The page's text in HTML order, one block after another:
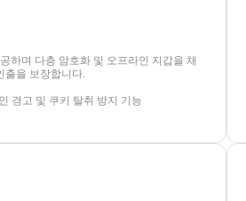
하며 다층 암호화 및 오프라인 지갑을 채
출을 보장합니다.
경고 및 쿠키 탈취 방지 기능